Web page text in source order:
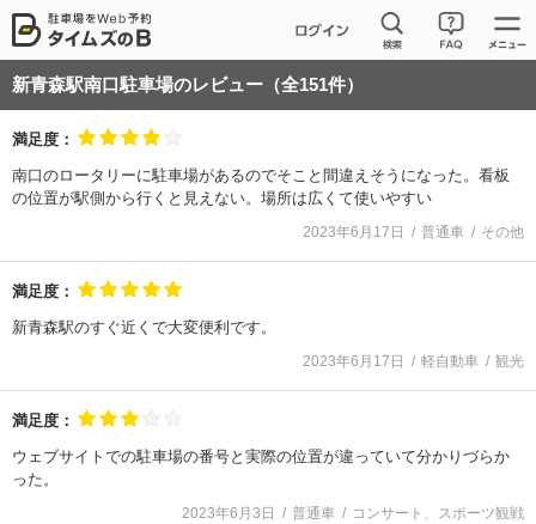
新青森駅南口駐車場のレビュー（全151件）
満足度：
南口のロータリーに駐車場があるのでそこと間違えそうになった。看板
の位置が駅側から行くと見えない。場所は広くて使いやすい
2023年6月17日 普通車 その他
満足度：
新青森駅のすぐ近くで大変便利です。
2023年6月17日 軽自動車 観光
満足度：
ウェブサイトでの駐車場の番号と実際の位置が違っていて分かりづらか
った。
2023年6月3日 普通車 コンサート、スポーツ観戦